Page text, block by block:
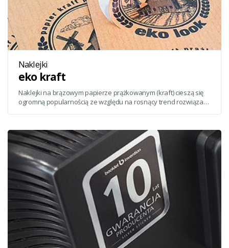
Naklejki
eko kraft
Naklejki na brązowym papierze prążkowanym (kraft) cieszą się
ogromną popularnością ze względu na rosnący trend rozwiązań